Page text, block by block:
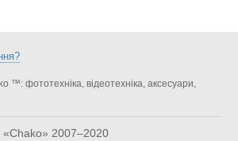
™: фототехніка, відеотехніка, аксесуари,
«Chako» 2007–2020